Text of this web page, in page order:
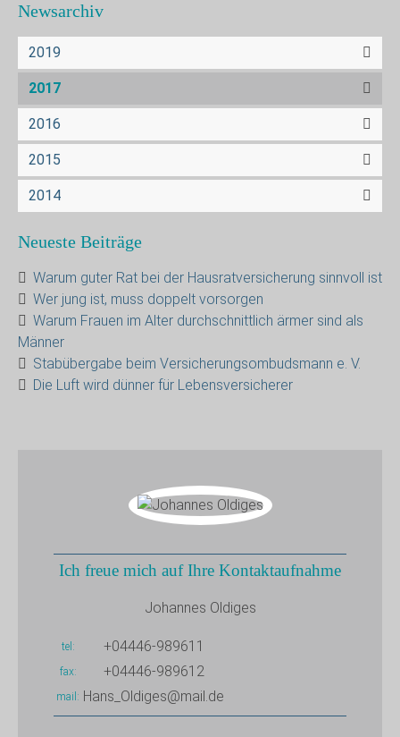
Newsarchiv
2019
2017
2016
2015
2014
Neueste Beiträge
Warum guter Rat bei der Hausratversicherung sinnvoll ist
Wer jung ist, muss doppelt vorsorgen
Warum Frauen im Alter durchschnittlich ärmer sind als
Männer
Stabübergabe beim Versicherungsombudsmann e. V.
Die Luft wird dünner für Lebensversicherer
Ich freue mich auf Ihre Kontaktaufnahme
Johannes Oldiges
tel +04446-989611
fax +04446-989612
mail Hans_Oldiges@mail.de